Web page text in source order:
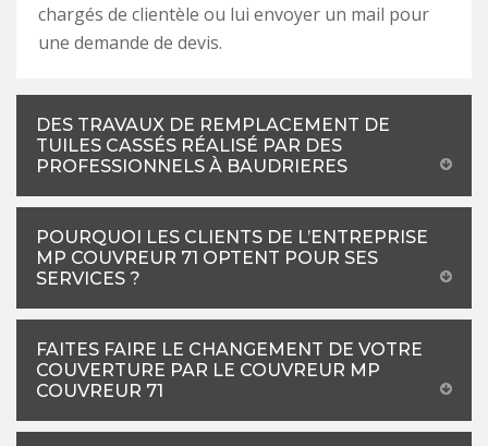
chargés de clientèle ou lui envoyer un mail pour
une demande de devis.
DES TRAVAUX DE REMPLACEMENT DE
TUILES CASSÉS RÉALISÉ PAR DES
PROFESSIONNELS À BAUDRIERES
POURQUOI LES CLIENTS DE L’ENTREPRISE
MP COUVREUR 71 OPTENT POUR SES
SERVICES ?
FAITES FAIRE LE CHANGEMENT DE VOTRE
COUVERTURE PAR LE COUVREUR MP
COUVREUR 71